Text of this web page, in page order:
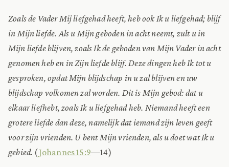
Zoals de Vader Mij liefgehad heeft, heb ook Ik u liefgehad; blijf
in Mijn liefde. Als u Mijn geboden in acht neemt, zult u in
Mijn liefde blijven, zoals Ik de geboden van Mijn Vader in acht
genomen heb en in Zijn liefde blijf. Deze dingen heb Ik tot u
gesproken, opdat Mijn blijdschap in u zal blijven en uw
blijdschap volkomen zal worden. Dit is Mijn gebod: dat u
elkaar liefhebt, zoals Ik u liefgehad heb. Niemand heeft een
grotere liefde dan deze, namelijk dat iemand zijn leven geeft
voor zijn vrienden. U bent Mijn vrienden, als u doet wat Ik u
gebied. (Johannes 15:9—14)